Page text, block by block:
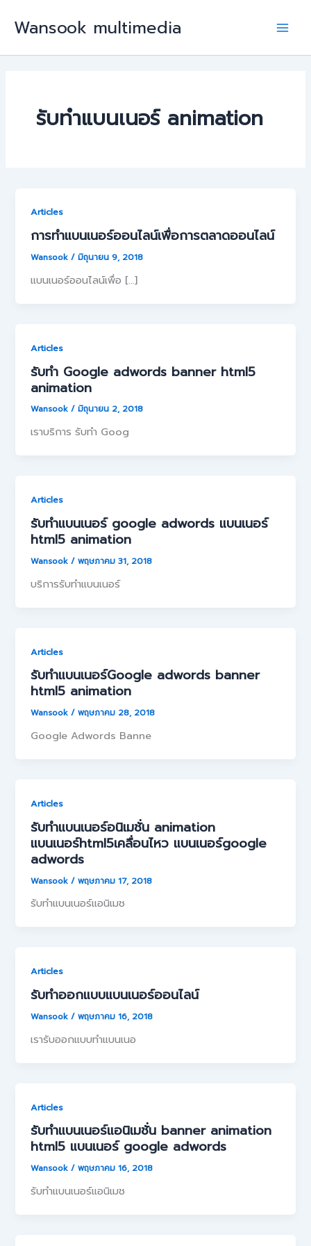
Wansook multimedia
Main
รับทำแบนเนอร์ animation
Articles
การทำแบนเนอร์ออนไลน์เพื่อการตลาดออนไลน์
Wansook/มิถุนายน 9, 2018
แบนเนอร์ออนไลน์เพื่อ […]
Articles
รับทำ Google adwords banner html5
animation
Wansook/มิถุนายน 2, 2018
เราบริการ รับทำ Goog
Articles
รับทำแบนเนอร์ google adwords แบนเนอร์
html5 animation
Wansook/พฤษภาคม 31, 2018
บริการรับทำแบนเนอร์
Articles
รับทำแบนเนอร์Google adwords banner
html5 animation
Wansook/พฤษภาคม 28, 2018
Google Adwords Banne
Articles
รับทำแบนเนอร์อนิเมชั่น animation
แบนเนอร์html5เคลื่อนไหว แบนเนอร์google
adwords
Wansook/พฤษภาคม 17, 2018
รับทำแบนเนอร์แอนิเมช
Articles
รับทำออกแบบแบนเนอร์ออนไลน์
Wansook/พฤษภาคม 16, 2018
เรารับออกแบบทำแบนเนอ
Articles
รับทำแบนเนอร์แอนิเมชั่น banner animation
html5 แบนเนอร์ google adwords
Wansook/พฤษภาคม 16, 2018
รับทำแบนเนอร์แอนิเมช